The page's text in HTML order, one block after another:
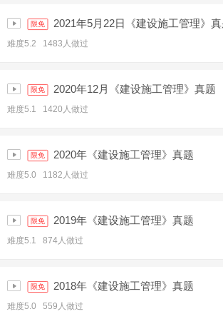
限免 2021年5月22日《建设施工管理》
难度5.2 1483人做过
限免 2020年12月《建设施工管理》真题
难度5.1 1420人做过
限免 2020年《建设施工管理》真题
难度5.0 1182人做过
限免 2019年《建设施工管理》真题
难度5.1 874人做过
限免 2018年《建设施工管理》真题
难度5.0 559人做过